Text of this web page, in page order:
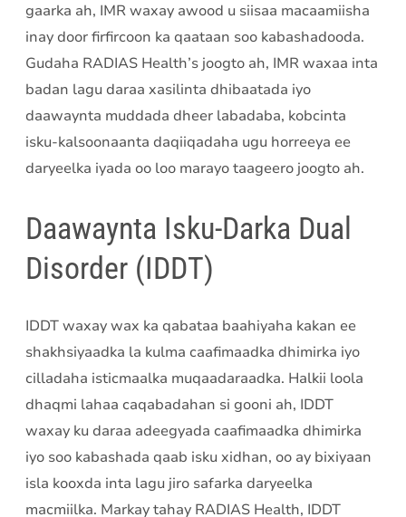
gaarka ah, IMR waxay awood u siisaa macaamiisha
inay door firfircoon ka qaataan soo kabashadooda.
Gudaha RADIAS Health’s joogto ah, IMR waxaa inta
badan lagu daraa xasilinta dhibaatada iyo
daawaynta muddada dheer labadaba, kobcinta
isku-kalsoonaanta daqiiqadaha ugu horreeya ee
daryeelka iyada oo loo marayo taageero joogto ah.
Daawaynta Isku-Darka Dual
Disorder (IDDT)
IDDT waxay wax ka qabataa baahiyaha kakan ee
shakhsiyaadka la kulma caafimaadka dhimirka iyo
cilladaha isticmaalka muqaadaraadka. Halkii loola
dhaqmi lahaa caqabadahan si gooni ah, IDDT
waxay ku daraa adeegyada caafimaadka dhimirka
iyo soo kabashada qaab isku xidhan, oo ay bixiyaan
isla kooxda inta lagu jiro safarka daryeelka
macmiilka. Markay tahay RADIAS Health, IDDT